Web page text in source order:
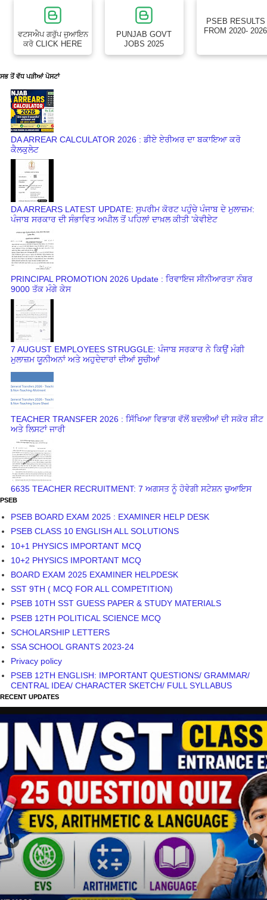
ਵਟਸਐਪ ਗਰੁੱਪ ਜੁਆਇਨ
ਕਰੋ CLICK HERE
PUNJAB GOVT
JOBS 2025
PSEB RESULTS
FROM 2020- 2026
ਸਭ ਤੋਂ ਵੱਧ ਪੜੀਆਂ ਪੋਸਟਾਂ
DA ARREAR CALCULATOR 2026 : ਡੀਏ ਏਰੀਅਰ ਦਾ ਬਕਾਇਆ ਕਰੋ
ਕੈਲਕੁਲੇਟ
DA ARREARS LATEST UPDATE: ਸੁਪਰੀਮ ਕੋਰਟ ਪਹੁੰਚੇ ਪੰਜਾਬ ਦੇ ਮੁਲਾਜ਼ਮ:
ਪੰਜਾਬ ਸਰਕਾਰ ਦੀ ਸੰਭਾਵਿਤ ਅਪੀਲ ਤੋਂ ਪਹਿਲਾਂ ਦਾਖ਼ਲ ਕੀਤੀ 'ਕੇਵੀਏਟ
PRINCIPAL PROMOTION 2026 Update : ਰਿਵਾਇਜ ਸੀਨੀਆਰਤਾ ਨੰਬਰ
9000 ਤੱਕ ਮੰਗੇ ਕੇਸ
7 AUGUST EMPLOYEES STRUGGLE: ਪੰਜਾਬ ਸਰਕਾਰ ਨੇ ਕਿਉਂ ਮੰਗੀ
ਮੁਲਾਜ਼ਮ ਯੂਨੀਅਨਾਂ ਅਤੇ ਅਹੁਦੇਦਾਰਾਂ ਦੀਆਂ ਸੂਚੀਆਂ
TEACHER TRANSFER 2026 : ਸਿੱਖਿਆ ਵਿਭਾਗ ਵੱਲੋਂ ਬਦਲੀਆਂ ਦੀ ਸਕੋਰ ਸ਼ੀਟ
ਅਤੇ ਲਿਸਟਾਂ ਜਾਰੀ
6635 TEACHER RECRUITMENT: 7 ਅਗਸਤ ਨੂੰ ਹੋਵੇਗੀ ਸਟੇਸ਼ਨ ਚੁਆਇਸ
PSEB
PSEB BOARD EXAM 2025 : EXAMINER HELP DESK
PSEB CLASS 10 ENGLISH ALL SOLUTIONS
10+1 PHYSICS IMPORTANT MCQ
10+2 PHYSICS IMPORTANT MCQ
BOARD EXAM 2025 EXAMINER HELPDESK
SST 9TH ( MCQ FOR ALL COMPETITION)
PSEB 10TH SST GUESS PAPER & STUDY MATERIALS
PSEB 12TH POLITICAL SCIENCE MCQ
SCHOLARSHIP LETTERS
SSA SCHOOL GRANTS 2023-24
Privacy policy
PSEB 12TH ENGLISH: IMPORTANT QUESTIONS/ GRAMMAR/
CENTRAL IDEA/ CHARACTER SKETCH/ FULL SYLLABUS
RECENT UPDATES